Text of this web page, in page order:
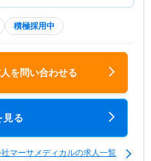
積極採用中
を問い合わせる
見る
マーサメディカルの求人一覧